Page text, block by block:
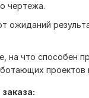
чертежа.
ожиданий
на что способен
проектов